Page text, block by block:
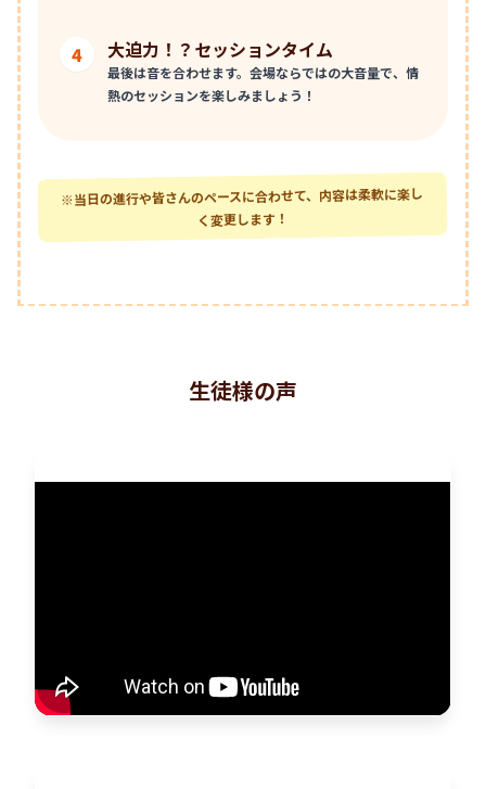
4 大迫力！？セッションタイム
最後は音を合わせます。会場ならではの大音量で、情
熱のセッションを楽しみましょう！
※当日の進行や皆さんのペースに合わせて、内容は柔軟に楽し
く変更します！
生徒様の声